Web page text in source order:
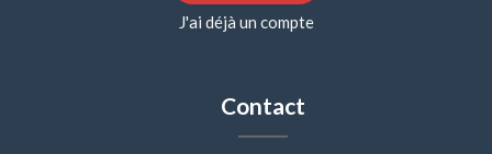
J'ai déjà un compte
Contact